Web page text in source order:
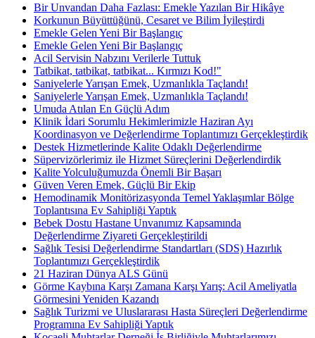
Bir Unvandan Daha Fazlası: Emekle Yazılan Bir Hikâye
Korkunun Büyüttüğünü, Cesaret ve Bilim İyileştirdi
Emekle Gelen Yeni Bir Başlangıç
Emekle Gelen Yeni Bir Başlangıç
Acil Servisin Nabzını Verilerle Tuttuk
Tatbikat, tatbikat, tatbikat... Kırmızı Kod!"
Saniyelerle Yarışan Emek, Uzmanlıkla Taçlandı!
Saniyelerle Yarışan Emek, Uzmanlıkla Taçlandı!
Umuda Atılan En Güçlü Adım
Klinik İdari Sorumlu Hekimlerimizle Haziran Ayı
Koordinasyon ve Değerlendirme Toplantımızı Gerçekleştirdik
Destek Hizmetlerinde Kalite Odaklı Değerlendirme
Süpervizörlerimiz ile Hizmet Süreçlerini Değerlendirdik
Kalite Yolculuğumuzda Önemli Bir Başarı
Güven Veren Emek, Güçlü Bir Ekip
Hemodinamik Monitörizasyonda Temel Yaklaşımlar Bölge
Toplantısına Ev Sahipliği Yaptık
Bebek Dostu Hastane Unvanımız Kapsamında
Değerlendirme Ziyareti Gerçekleştirildi
Sağlık Tesisi Değerlendirme Standartları (SDS) Hazırlık
Toplantımızı Gerçekleştirdik
21 Haziran Dünya ALS Günü
Görme Kaybına Karşı Zamana Karşı Yarış: Acil Ameliyatla
Görmesini Yeniden Kazandı
Sağlık Turizmi ve Uluslararası Hasta Süreçleri Değerlendirme
Programına Ev Sahipliği Yaptık